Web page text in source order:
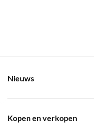
Nieuws
Kopen en verkopen